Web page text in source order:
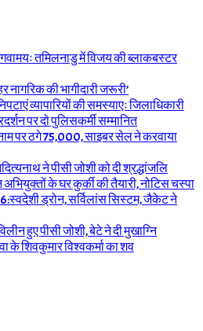
तमिलनाडु में विजय की ब्लाकबस्टर
की भागीदारी जरूरी’
व्यापारियों की समस्याएः जिलाधिकारी
पर दो पुलिसकर्मी सम्मानित
पर ठगे 75,000, साइबर सेल ने करवाया
ने पीसी जोशी को दी श्रद्धांजलि
अभियुक्तों के घर कुर्की की तैयारी, नोटिस चस्पा
ड्रोन, सर्विलांस सिस्टम, जैकेट ने
हुए पीसी जोशी, बेटे ने दी मुखाग्नि
के शिवकुमार विश्वकर्मा का शव